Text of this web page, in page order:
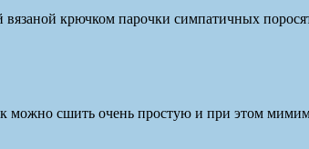
вязаной крючком парочки симпатичных
можно сшить очень простую и при этом